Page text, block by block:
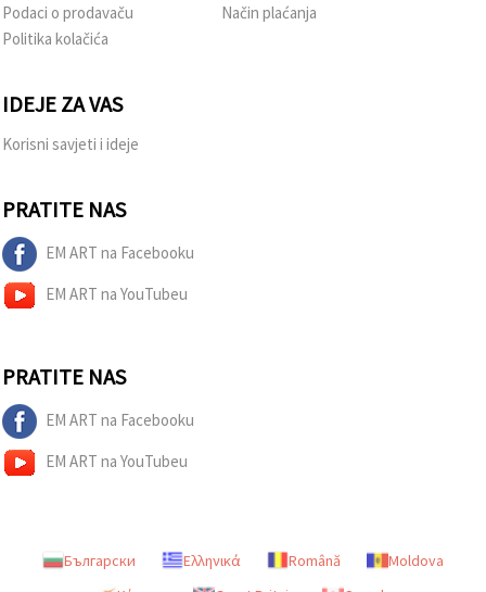
Podaci o prodavaču
Politika kolačića
Način plaćanja
IDEJE ZA VAS
Korisni savjeti i ideje
PRATITE NAS
EM ART na Facebooku
EM ART na YouTubeu
PRATITE NAS
EM ART na Facebooku
EM ART na YouTubeu
Български Ελληνικά Română
Moldova